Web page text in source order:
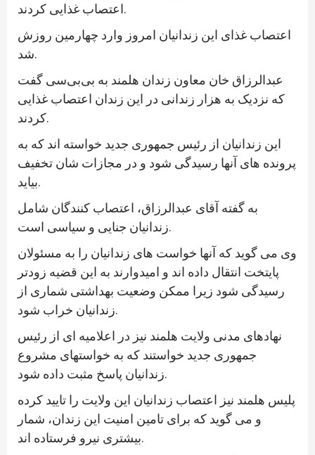
اعتصاب غذایی کردند.
اعتصاب غذای این زندانیان امروز وارد چهارمین روزش
شد.
عبدالرزاق خان معاون زندان هلمند به بی‌بی‌سی گفت
که نزدیک به هزار زندانی در این زندان اعتصاب غذایی
کردند.
این زندانیان از رئیس جمهوری جدید خواسته اند که به
پرونده های آنها رسیدگی شود و در مجازات شان تخفیف
بیاید.
به گفته آقای عبدالرزاق، اعتصاب کنندگان شامل
زندانیان جنایی و سیاسی است.
وی می گوید که آنها خواست های زندانیان را به مسئولان
پایتخت انتقال داده اند و امیدوارند به این قضیه زودتر
رسیدگی شود زیرا ممکن وضعیت بهداشتی شماری از
زندانیان خراب شود.
نهادهای مدنی ولایت هلمند نیز در اعلامیه ای از رئیس
جمهوری جدید خواستند که به خواستهای مشروع
زندانیان پاسخ مثبت داده شود.
پلیس هلمند نیز اعتصاب زندانیان این ولایت را تایید کرده
و می گوید که برای تامین امنیت این زندان، شمار
بیشتری نیرو فرستاده اند.